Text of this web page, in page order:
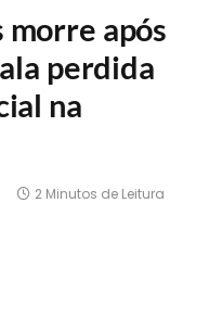
morre após
perdida
na
2 Minutos de Leitura